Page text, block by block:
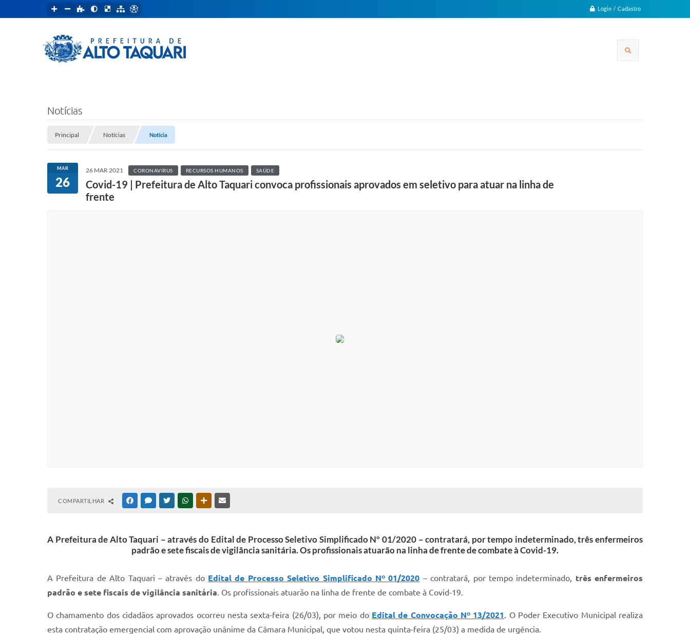
Login / Cadastro
Notícias
Principal Notícias Notícia
MAR
26
26 MAR 2021 CORONAVÍRUS RECURSOS HUMANOS SAÚDE
Covid-19 | Prefeitura de Alto Taquari convoca profissionais aprovados em seletivo para atuar na linha de
frente
COMPARTILHAR FACEBOOKMESSENGER
TWITTERWHATSAPPOUTRAS MÍDIAS
A Prefeitura de Alto Taquari – através do Edital de Processo Seletivo Simplificado Nº 01/2020 – contratará, por tempo indeterminado, três enfermeiros
padrão e sete fiscais de vigilância sanitária. Os profissionais atuarão na linha de frente de combate à Covid-19.
A Prefeitura de Alto Taquari – através do Edital de Processo Seletivo Simplificado Nº 01/2020 – contratará, por tempo indeterminado, três enfermeiros
padrão e sete fiscais de vigilância sanitária. Os profissionais atuarão na linha de frente de combate à Covid-19.
O chamamento dos cidadãos aprovados ocorreu nesta sexta-feira (26/03), por meio do Edital de Convocação Nº 13/2021. O Poder Executivo Municipal realiza
esta contratação emergencial com aprovação unânime da Câmara Municipal, que votou nesta quinta-feira (25/03) a medida de urgência.